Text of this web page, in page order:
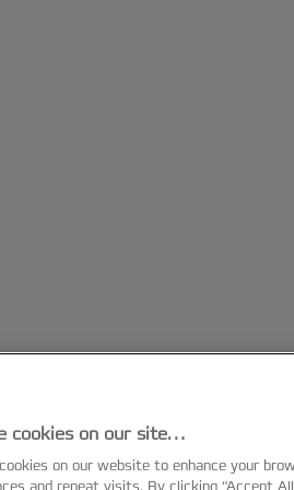
cookies on our site…
on our website to enhance your
and repeat visits. By clicking “Accept